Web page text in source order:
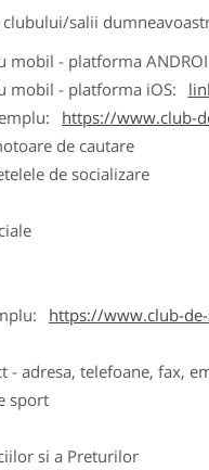
salii
mobil - platforma
mobil - platforma iOS:
https://www.club-
de cautare
de socializare
https://www.club-
adresa, telefoane, fax,
sport
si a Preturilor